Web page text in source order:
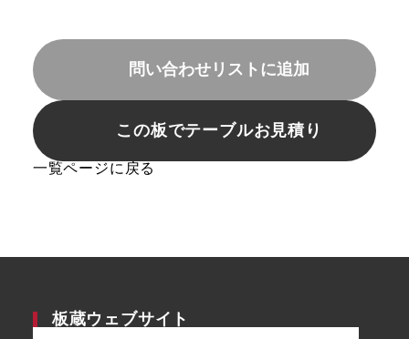
問い合わせリストに追加
この板でテーブルお見積り
一覧ページに戻る
板蔵ウェブサイト